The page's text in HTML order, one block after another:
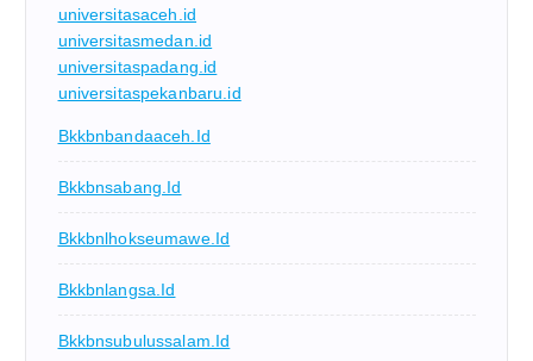
universitasaceh.id
universitasmedan.id
universitaspadang.id
universitaspekanbaru.id
Bkkbnbandaaceh.id
Bkkbnsabang.id
Bkkbnlhokseumawe.id
Bkkbnlangsa.id
Bkkbnsubulussalam.id